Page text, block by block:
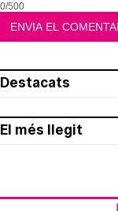
0/500
Destacats
El més llegit